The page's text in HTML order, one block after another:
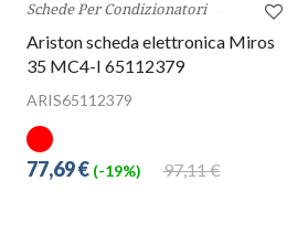
Schede Per Condizionatori
Ariston scheda elettronica Miros
35 MC4-I 65112379
ARIS65112379
97,11 €
77,69 € (-19%)